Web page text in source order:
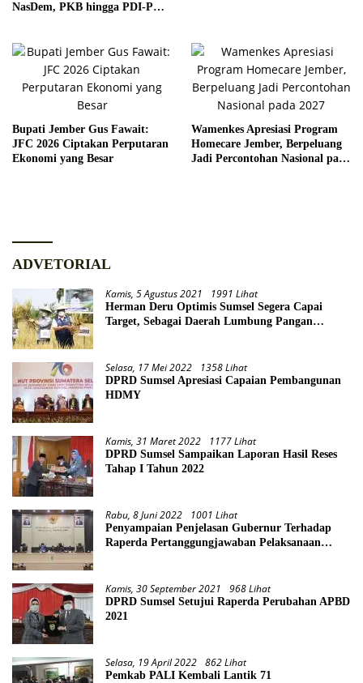
NasDem, PKB hingga PDI-P
Bupati Jember Gus Fawait:
JFC 2026 Ciptakan Perputaran
Ekonomi yang Besar
Wamenkes Apresiasi Program
Homecare Jember, Berpeluang
Jadi Percontohan Nasional pada
ADVETORIAL
Kamis, 5 Agustus 2021 1991 Lihat
Herman Deru Optimis Sumsel Segera Capai
Target, Sebagai Daerah Lumbung Pangan
Selasa, 17 Mei 2022 1358 Lihat
DPRD Sumsel Apresiasi Capaian Pembangunan
HDMY
Kamis, 31 Maret 2022 1177 Lihat
DPRD Sumsel Sampaikan Laporan Hasil Reses
Tahap I Tahun 2022
Rabu, 8 Juni 2022 1001 Lihat
Penyampaian Penjelasan Gubernur Terhadap
Raperda Pertanggungjawaban Pelaksanaan
Kamis, 30 September 2021 968 Lihat
DPRD Sumsel Setujui Raperda Perubahan APBD
2021
Selasa, 19 April 2022 862 Lihat
Pemkab PALI Kembali Lantik 71